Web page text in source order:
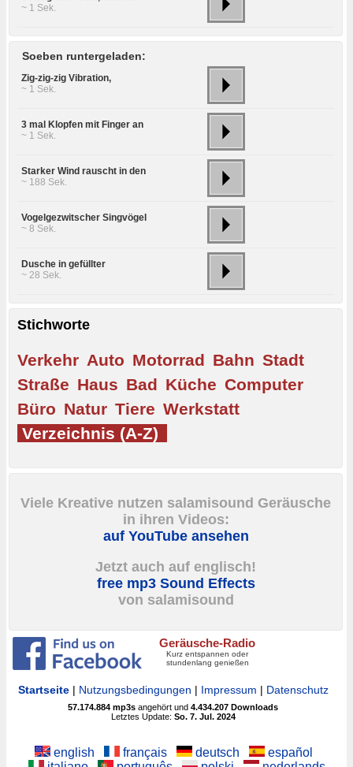
~ 1 Sek.
Soeben runtergeladen:
Zig-zig-zig Vibration,
~ 1 Sek.
3 mal Klopfen mit Finger an
~ 1 Sek.
Starker Wind rauscht in den
~ 188 Sek.
Vogelgezwitscher Singvögel
~ 8 Sek.
Dusche in gefüllter
~ 28 Sek.
Stichworte
Verkehr Auto Motorrad Bahn Stadt
Straße Haus Bad Küche Computer
Büro Natur Tiere Werkstatt
Verzeichnis (A-Z)
Viele Kreative nutzen salamisound Geräusche
in ihren Videos:
auf YouTube ansehen
Jetzt auch auf englisch!
free mp3 Sound Effects
von salamisound
Geräusche-Radio
Kurz entspannen oder
stundenlang genießen
Startseite| Nutzungsbedingungen | Impressum | Datenschutz
57.174.884 mp3s angehört und4.434.207 Downloads
Letztes Update: So. 7. Jul. 2024
english français deutsch
español